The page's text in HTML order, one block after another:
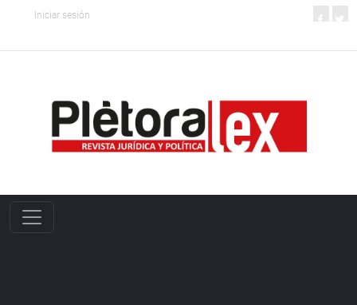
Iniciar sesión